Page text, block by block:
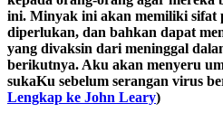
ini. Minyak ini akan memiliki sifat
diperlukan, dan bahkan dapat
yang divaksin dari meninggal
berikutnya. Aku akan menyeru
sukaKu sebelum serangan virus
Lengkap ke John Leary)